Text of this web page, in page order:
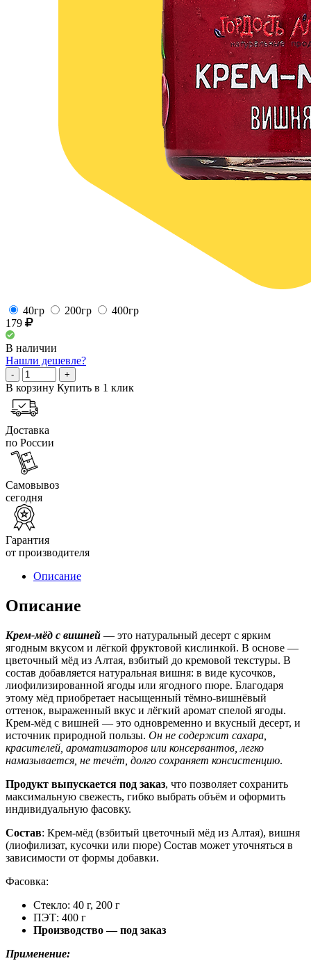
40гр 200гр
400гр
179
В наличии
Нашли дешевле?
- +
В корзину Купить в 1 клик
Доставка
по России
Самовывоз
сегодня
Гарантия
от производителя
Описание
Описание
Крем-мёд с вишней — это натуральный десерт с ярким
ягодным вкусом и лёгкой фруктовой кислинкой. В основе —
цветочный мёд из Алтая, взбитый до кремовой текстуры. В
состав добавляется натуральная вишня: в виде кусочков,
лиофилизированной ягоды или ягодного пюре. Благодаря
этому мёд приобретает насыщенный тёмно-вишнёвый
оттенок, выраженный вкус и лёгкий аромат спелой ягоды.
Крем-мёд с вишней — это одновременно и вкусный десерт, и
источник природной пользы. Он не содержит сахара,
красителей, ароматизаторов или консервантов, легко
намазывается, не течёт, долго сохраняет консистенцию.
Продукт выпускается под заказ, что позволяет сохранить
максимальную свежесть, гибко выбрать объём и оформить
индивидуальную фасовку.
Состав: Крем-мёд (взбитый цветочный мёд из Алтая), вишня
(лиофилизат, кусочки или пюре) Состав может уточняться в
зависимости от формы добавки.
Фасовка:
Стекло: 40 г, 200 г
ПЭТ: 400 г
Производство — под заказ
Применение: